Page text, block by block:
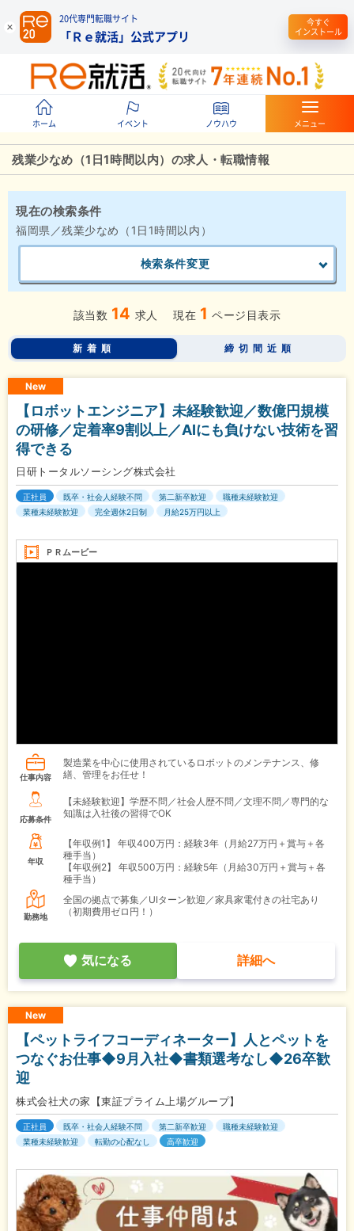
20代専門転職サイト
「Ｒｅ就活」公式アプリ
今すぐ
インストール
ホーム イベント ノウハウ メニュー
残業少なめ（1日1時間以内）の求人・転職情報
現在の検索条件
福岡県／残業少なめ（1日1時間以内）
検索条件変更
該当数 14 求人 現在 1 ページ目表示
新着順 締切間近順
New
【ロボットエンジニア】未経験歓迎／数億円規模
の研修／定着率9割以上／AIにも負けない技術を習
得できる
日研トータルソーシング株式会社
正社員 既卒・社会人経験不問 第二新卒歓迎
職種未経験歓迎
業種未経験歓迎
完全週休2日制 月給25万円以上
ＰＲムービー
仕事内容
製造業を中心に使用されているロボットのメンテナンス、修
繕、管理をお任せ！
応募条件
【未経験歓迎】学歴不問／社会人歴不問／文理不問／専門的な
知識は入社後の習得でOK
年収
【年収例1】
年収400万円：経験3年（月給27万円＋賞与＋各
種手当）
【年収例2】
年収500万円：経験5年（月給30万円＋賞与＋各
種手当）
勤務地
全国の拠点で募集／UIターン歓迎／家具家電付きの社宅あり
（初期費用ゼロ円！）
気になる 詳細へ
New
【ペットライフコーディネーター】人とペットを
つなぐお仕事◆9月入社◆書類選考なし◆26卒歓
迎
株式会社犬の家【東証プライム上場グループ】
正社員 既卒・社会人経験不問 第二新卒歓迎
職種未経験歓迎
業種未経験歓迎
転勤の心配なし 高卒歓迎